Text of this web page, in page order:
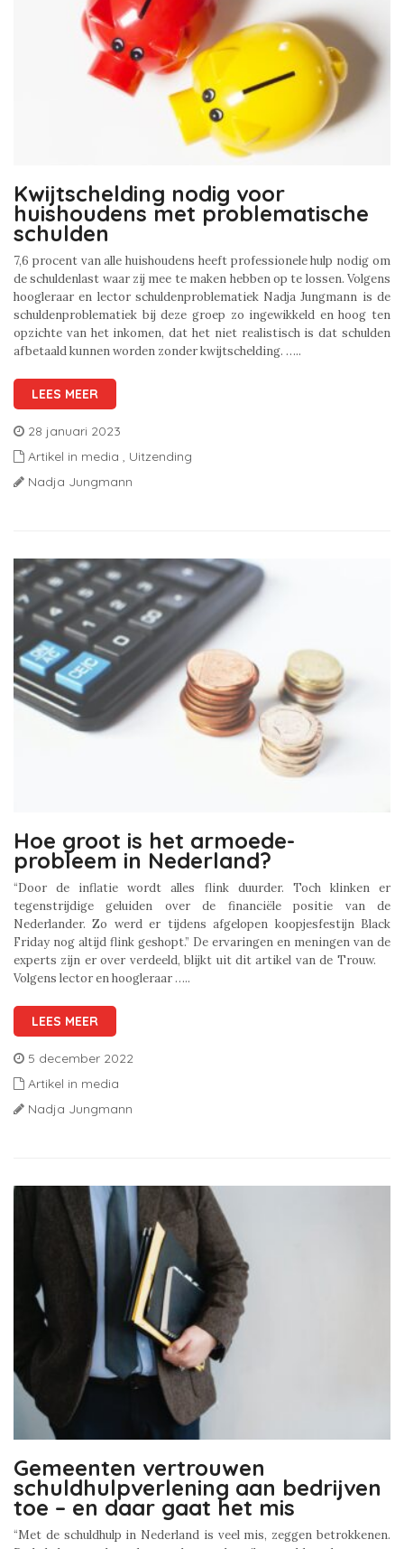
Kwijtschelding nodig voor
huishoudens met problematische
schulden
7,6 procent van alle huishoudens heeft professionele hulp nodig om
de schuldenlast waar zij mee te maken hebben op te lossen. Volgens
hoogleraar en lector schuldenproblematiek Nadja Jungmann is de
schuldenproblematiek bij deze groep zo ingewikkeld en hoog ten
opzichte van het inkomen, dat het niet realistisch is dat schulden
afbetaald kunnen worden zonder kwijtschelding. …..
LEES MEER
28 januari 2023
Artikel in media , Uitzending
Nadja Jungmann
Hoe groot is het armoede-
probleem in Nederland?
“Door de inflatie wordt alles flink duurder. Toch klinken er
tegenstrijdige geluiden over de financiële positie van de
Nederlander. Zo werd er tijdens afgelopen koopjesfestijn Black
Friday nog altijd flink geshopt.” De ervaringen en meningen van de
experts zijn er over verdeeld, blijkt uit dit artikel van de Trouw.
Volgens lector en hoogleraar …..
LEES MEER
5 december 2022
Artikel in media
Nadja Jungmann
Gemeenten vertrouwen
schuldhulpverlening aan bedrijven
toe – en daar gaat het mis
“Met de schuldhulp in Nederland is veel mis, zeggen betrokkenen.